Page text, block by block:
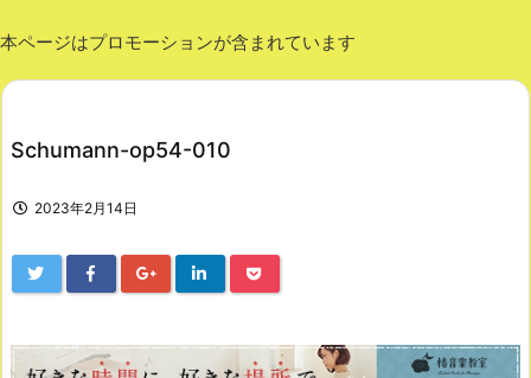
本ページはプロモーションが含まれています
Schumann-op54-010
2023年2月14日